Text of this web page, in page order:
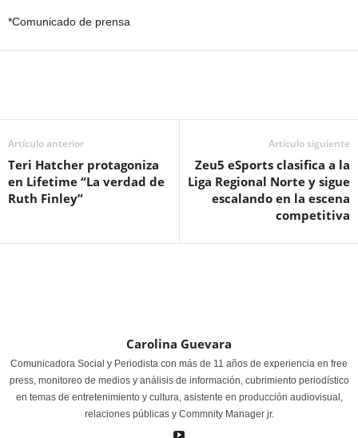
*Comunicado de prensa
Artículo anterior
Teri Hatcher protagoniza
en Lifetime “La verdad de
Ruth Finley”
Artículo siguiente
Zeu5 eSports clasifica a la
Liga Regional Norte y sigue
escalando en la escena
competitiva
Carolina Guevara
Comunicadora Social y Periodista con más de 11 años de experiencia en free
press, monitoreo de medios y análisis de información, cubrimiento periodístico
en temas de entretenimiento y cultura, asistente en producción audiovisual,
relaciones públicas y Commnity Manager jr.